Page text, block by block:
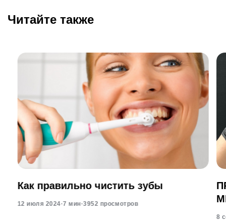
Читайте также
Как правильно чистить зубы
12 июля 2024·7 мин·3952 просмотров
8